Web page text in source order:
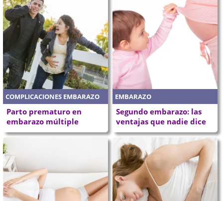
COMPLICACIONES EMBARAZO
Parto prematuro en
embarazo múltiple
EMBARAZO
Segundo embarazo: las
ventajas que nadie dice